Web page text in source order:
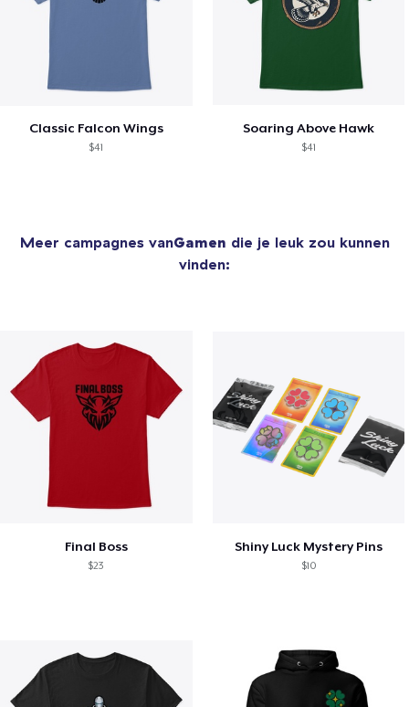
Classic Falcon Wings
$41
Soaring Above Hawk
$41
Meer campagnes vanGamen die je leuk zou kunnen
vinden:
Final Boss
$23
Shiny Luck Mystery Pins
$10